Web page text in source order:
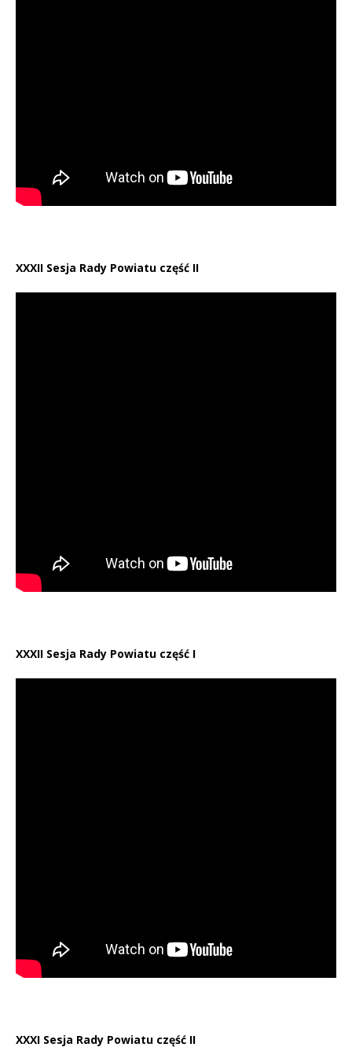
XXXII Sesja Rady Powiatu część II
XXXII Sesja Rady Powiatu część I
XXXI Sesja Rady Powiatu część II